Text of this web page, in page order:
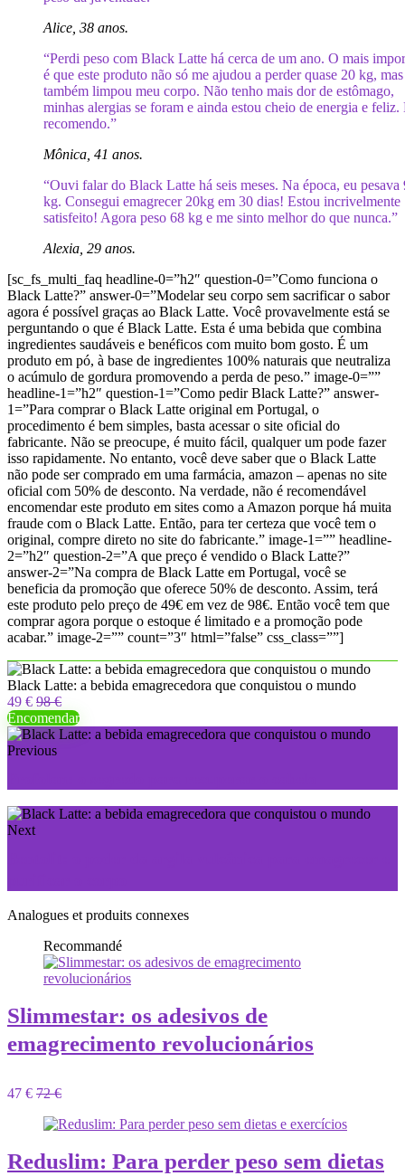
Alice, 38 anos.
“Perdi peso com Black Latte há cerca de um ano. O mais
é que este produto não só me ajudou a perder quase 20 kg, mas
também limpou meu corpo. Não tenho mais dor de estômago,
minhas alergias se foram e ainda estou cheio de energia e feliz.
recomendo.”
Mônica, 41 anos.
“Ouvi falar do Black Latte há seis meses. Na época, eu pesava
kg. Consegui emagrecer 20kg em 30 dias! Estou incrivelmente
satisfeito! Agora peso 68 kg e me sinto melhor do que nunca.”
Alexia, 29 anos.
[sc_fs_multi_faq headline-0=”h2″ question-0=”Como funciona o
Black Latte?” answer-0=”Modelar seu corpo sem sacrificar o sabor
agora é possível graças ao Black Latte. Você provavelmente está se
perguntando o que é Black Latte. Esta é uma bebida que combina
ingredientes saudáveis ​​e benéficos com muito bom gosto. É um
produto em pó, à base de ingredientes 100% naturais que neutraliza
o acúmulo de gordura promovendo a perda de peso.” image-0=””
headline-1=”h2″ question-1=”Como pedir Black Latte?” answer-
1=”Para comprar o Black Latte original em Portugal, o
procedimento é bem simples, basta acessar o site oficial do
fabricante. Não se preocupe, é muito fácil, qualquer um pode fazer
isso rapidamente. No entanto, você deve saber que o Black Latte
não pode ser comprado em uma farmácia, amazon – apenas no site
oficial com 50% de desconto. Na verdade, não é recomendável
encomendar este produto em sites como a Amazon porque há muita
fraude com o Black Latte. Então, para ter certeza que você tem o
original, compre direto no site do fabricante.” image-1=”” headline-
2=”h2″ question-2=”A que preço é vendido o Black Latte?”
answer-2=”Na compra de Black Latte em Portugal, você se
beneficia da promoção que oferece 50% de desconto. Assim, terá
este produto pelo preço de 49€ em vez de 98€. Então você tem que
comprar agora porque o estoque é limitado e a promoção pode
acabar.” image-2=”” count=”3″ html=”false” css_class=””]
Black Latte: a bebida emagrecedora que conquistou o mundo
49 € 98 €
Encomendar
Previous
Next
Analogues et produits connexes
Recommandé
Slimmestar: os adesivos de
emagrecimento revolucionários
47 € 72 €
Reduslim: Para perder peso sem dietas